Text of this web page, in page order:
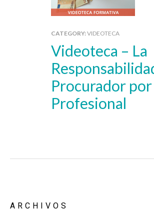
CATEGORY:VIDEOTECA
Videoteca – La
Procurador
Profesional
ARCHIVOS